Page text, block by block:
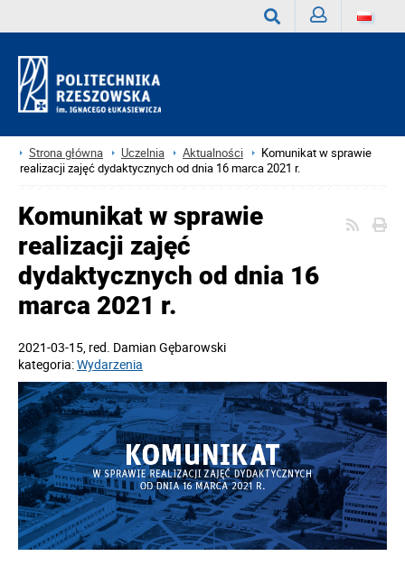
Strona główna Uczelnia Aktualności
Komunikat w sprawie
realizacji zajęć dydaktycznych od dnia 16 marca 2021 r.
Komunikat w sprawie
realizacji zajęć
dydaktycznych od dnia 16
marca 2021 r.
2021-03-15, red. Damian Gębarowski
kategoria:Wydarzenia